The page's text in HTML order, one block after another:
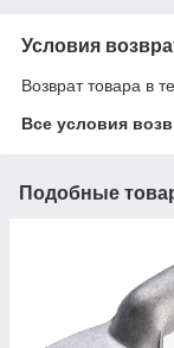
Условия
Возврат товара в
Все условия
Подобные